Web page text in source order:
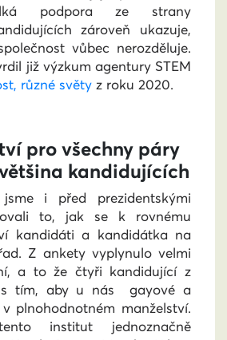
podpora ze strany
zároveň ukazuje,
vůbec nerozděluje.
již výzkum agentury STEM
různé světy z roku 2020.
pro všechny páry
kandidujících
i před prezidentskými
to, jak se k rovnému
kandidáti a kandidátka na
Z ankety vyplynulo velmi
a to že čtyři kandidující z
s tím, aby u nás gayové a
plnohodnotném manželství.
institut jednoznačně